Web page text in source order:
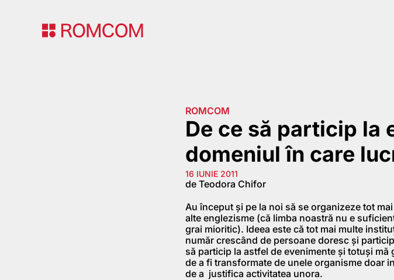
ROMCOM
De ce să particip la
domeniul în care
16 IUNIE 2011
de Teodora Chifor
Au început şi pe la noi să se organizeze tot
alte englezisme (că limba noastră nu e
grai mioritic). Ideea este că tot mai multe
număr crescând de persoane doresc şi
să particip la astfel de evenimente şi totuşi
de a fi transformate de unele organisme doar
de a justifica activitatea unora.